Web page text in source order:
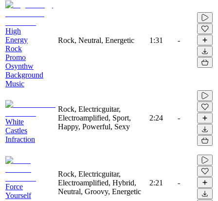
High
Energy
Rock
Promo
Osynthw
Background
Music
Rock, Neutral, Energetic 1:31 -
White
Castles
Infraction
Rock, Electricguitar,
Electroamplified, Sport,
Happy, Powerful, Sexy
2:24 -
Force
Yourself
Rock, Electricguitar,
Electroamplified, Hybrid,
Neutral, Groovy, Energetic
2:21 -